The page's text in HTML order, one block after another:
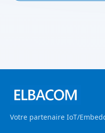
Votre partenaire IoT/